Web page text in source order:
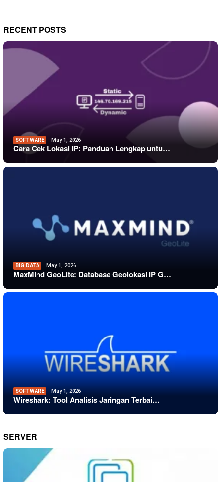
RECENT POSTS
SOFTWARE May 1, 2026
Cara Cek Lokasi IP: Panduan Lengkap untu…
BIG DATA May 1, 2026
MaxMind GeoLite: Database Geolokasi IP G…
SOFTWARE May 1, 2026
Wireshark: Tool Analisis Jaringan Terbai…
SERVER